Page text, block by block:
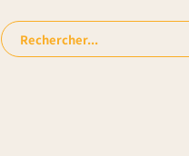
Rechercher: